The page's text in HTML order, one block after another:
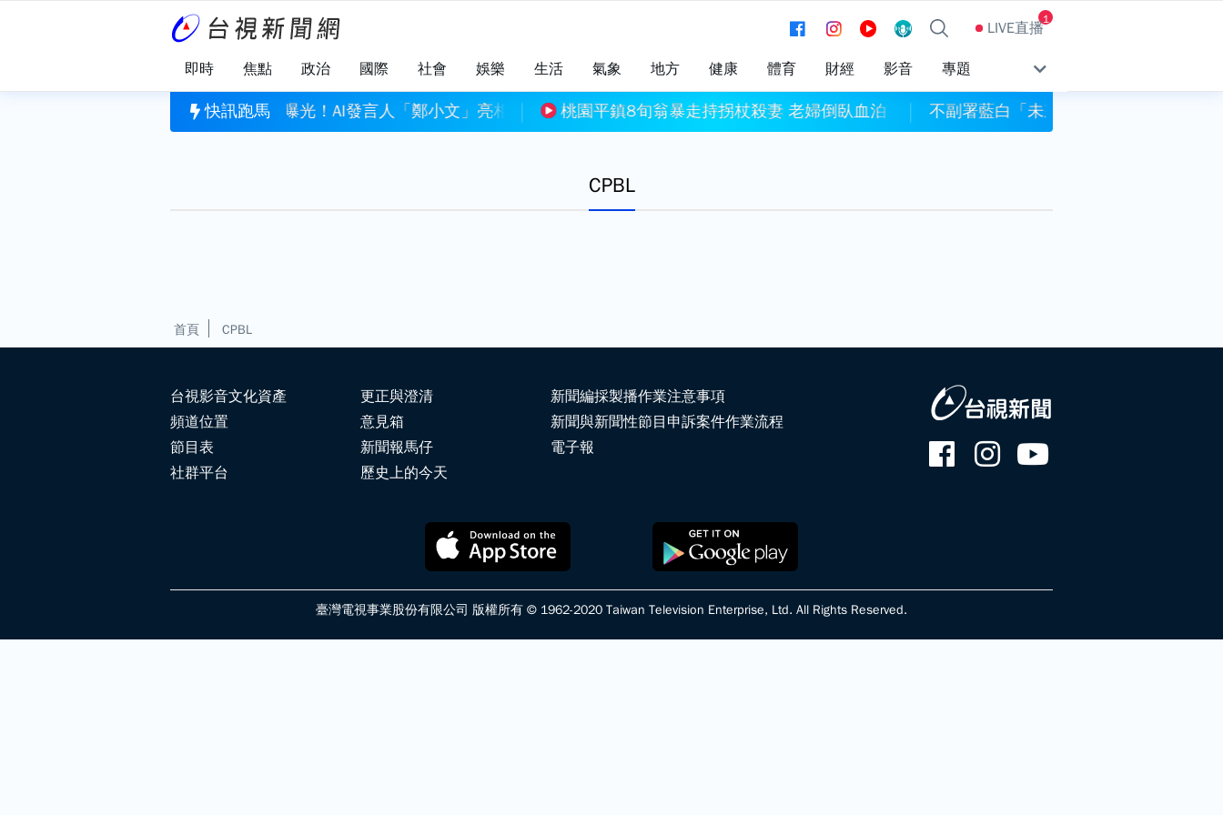
LIVE直播1
即時 焦點 政治 國際 社會 娛樂 生活 氣象 地方 健康 體育 財經 影音 專題
快訊跑馬
容曝光！AI發言人「鄭小文」亮相 綠營酸：出錯誰負責桃園平鎮8旬翁暴走持拐杖殺妻 老婦倒臥血泊「頭部重創」不副署藍白「未來帳戶」？ 政院：收到三讀函文依憲法採取適當作為
CPBL
首頁 CPBL
台視影音文化資產
頻道位置
節目表
社群平台
更正與澄清
意見箱
新聞報馬仔
歷史上的今天
新聞編採製播作業注意事項
新聞與新聞性節目申訴案件作業流程
電子報
臺灣電視事業股份有限公司 版權所有 © 1962-2020 Taiwan Television Enterprise, Ltd. All Rights Reserved.